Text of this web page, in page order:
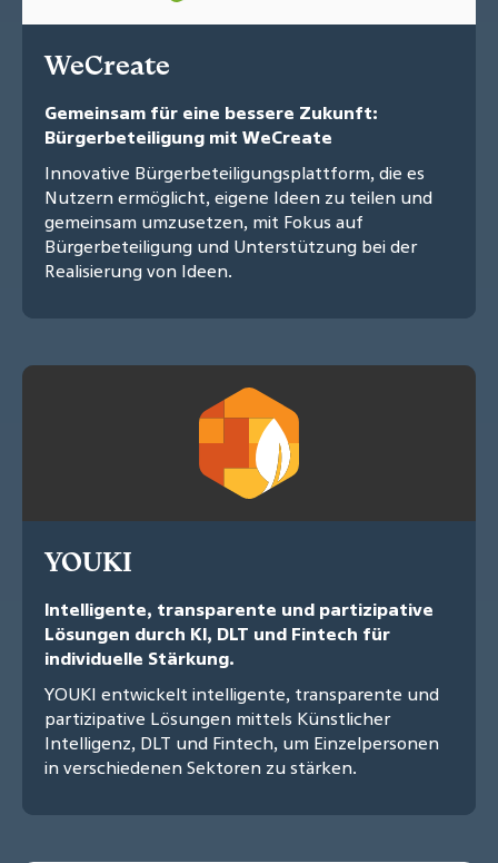
WeCreate
Gemeinsam für eine bessere Zukunft:
Bürgerbeteiligung mit WeCreate
Innovative Bürgerbeteiligungsplattform, die es
Nutzern ermöglicht, eigene Ideen zu teilen und
gemeinsam umzusetzen, mit Fokus auf
Bürgerbeteiligung und Unterstützung bei der
Realisierung von Ideen.
YOUKI
Intelligente, transparente und partizipative
Lösungen durch KI, DLT und Fintech für
individuelle Stärkung.
YOUKI entwickelt intelligente, transparente und
partizipative Lösungen mittels Künstlicher
Intelligenz, DLT und Fintech, um Einzelpersonen
in verschiedenen Sektoren zu stärken.